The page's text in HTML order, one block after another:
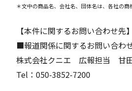
＊文中の商品名、会社名、団体名は、各社の商
【本件に関するお問い合わせ先】
■報道関係に関するお問い合わ
株式会社クニエ 広報担当 甘田
Tel：050-3852-7200